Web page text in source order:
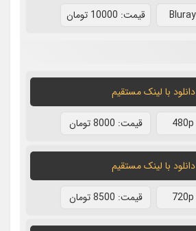
قيمت: 10000 تومان
دانلود با لينک مستقيم
قيمت: 8000 تومان
دانلود با لينک مستقيم
قيمت: 8500 تومان